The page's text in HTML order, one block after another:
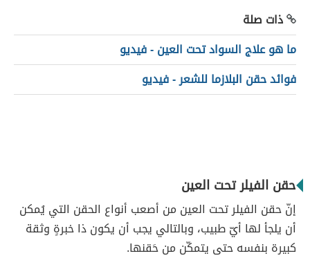
ذات صلة
ما هو علاج السواد تحت العين - فيديو
فوائد حقن البلازما للشعر - فيديو
حقن الفيلر تحت العين
إنّ حقن الفيلر تحت العين من أصعب أنواع الحقن التي يُمكن
أن يلجأ لها أيّ طبيب، وبالتالي يجب أن يكون ذا خبرةٍ وثقة
كبيرة بنفسه حتى يتمكّن من حَقنها.